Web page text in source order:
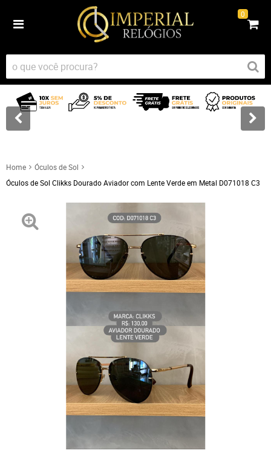
0
Home
Óculos de Sol
Óculos de Sol Clikks Dourado Aviador com Lente Verde em Metal D071018 C3